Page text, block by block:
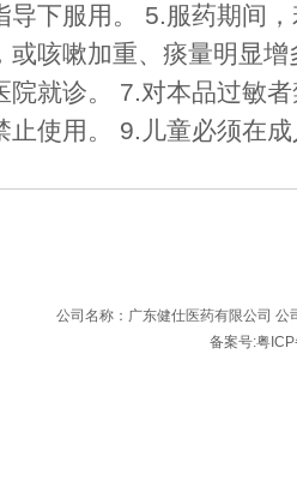
导下服用。 5.服药期间
或咳嗽加重、痰量明显
院就诊。 7.对本品过敏
止使用。 9.儿童必须在
公司名称：广东健仕医药有限公司
备案号:粤